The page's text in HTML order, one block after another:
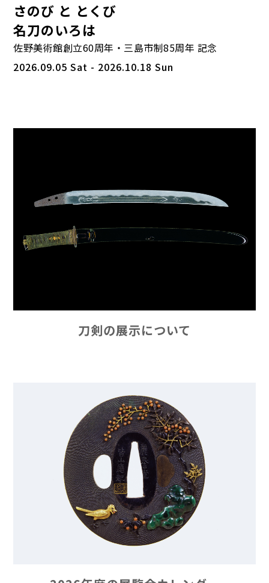
さのび と とくび
名刀のいろは
佐野美術館創立60周年・三島市制85周年 記念
2026.09.05 Sat - 2026.10.18 Sun
刀剣の展示について